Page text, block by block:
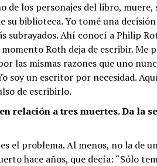
de los personajes del libro,
su biblioteca. Yo tomé una
subrayados. Ahí conocí a Philip
Roth deja de escribir. Me
las mismas razones que uno
soy un escritor por necesidad.
de escribirlo.
relación a tres muertes. Da la
el problema. Al menos, no la de
hace años, que decía: “Sólo